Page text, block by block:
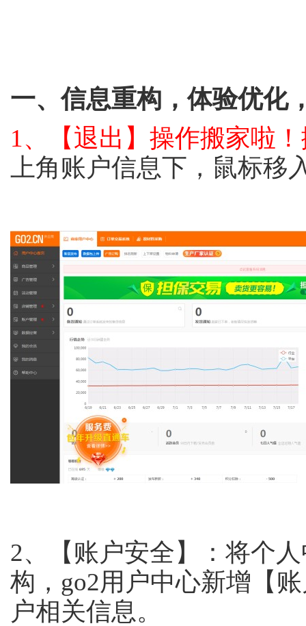
一、信息重构，体验优化
1、
【退出】操作搬家啦
上角账户信息下，鼠标
2、
【账户安全】：将个
构，go2用户中心新增【
户相关信息。